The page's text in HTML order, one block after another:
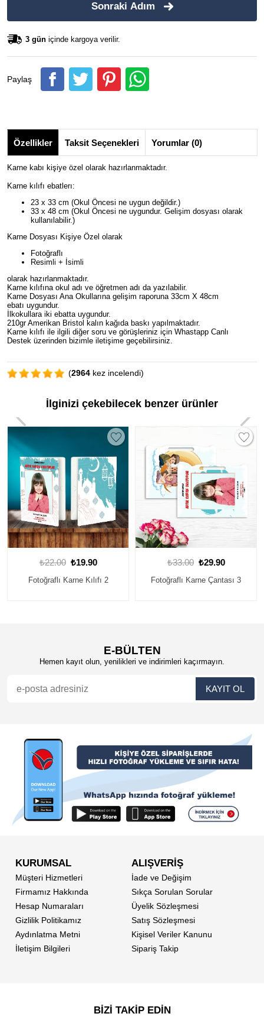
Sonraki Adım
3 gün içinde kargoya verilir.
Paylaş
Özellikler Taksit Seçenekleri Yorumlar (0)
Karne kabı kişiye özel olarak hazırlanmaktadır.
Karne kılıfı ebatlerı:
23 x 33 cm (Okul Öncesi ne uygun değildir.)
33 x 48 cm (Okul Öncesi ne uygundur. Gelişim dosyası olarak
kullanılabilir.)
Karne Dosyası Kişiye Özel olarak
Fotoğraflı
Resimli + İsimli
olarak hazırlanmaktadır.
Karne kılıfına okul adı ve öğretmen adı da yazılabilir.
Karne Dosyası Ana Okullarına gelişim raporuna 33cm X 48cm
ebatı uygundur.
İlkokullara iki ebatta uygundur.
210gr Amerikan Bristol kalın kağıda baskı yapılmaktadır.
Karne kılıfı ile ilgili diğer soru ve görüşleriniz için Whastapp Canlı
Destek üzerinden bizimle iletişime geçebilirsiniz.
(2964 kez incelendi)
İlginizi çekebilecek benzer ürünler
₺33.00 ₺29.90
Fotoğraflı Karne Çantası 3
₺22.00 ₺19.90
Fotoğraflı Karne Kılıfı 3
E-BÜLTEN
Hemen kayıt olun, yenilikleri ve indirimleri kaçırmayın.
KURUMSAL
Müşteri Hizmetleri
Firmamız Hakkında
Hesap Numaraları
Gizlilik Politikamız
Aydınlatma Metni
İletişim Bilgileri
ALIŞVERİŞ
İade ve Değişim
Sıkça Sorulan Sorular
Üyelik Sözleşmesi
Satış Sözleşmesi
Kişisel Veriler Kanunu
Sipariş Takip
BİZİ TAKİP EDİN